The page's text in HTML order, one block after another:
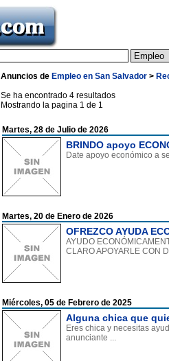
Anuncios de Empleo en San Salvador >
Se ha encontrado 4 resultados
Mostrando la pagina 1 de 1
Martes, 28 de Julio de 2026
BRINDO apoyo
Date apoyo económico a
Martes, 20 de Enero de 2026
OFREZCO AYUDA
AYUDO
CLARO APOYARLE CON
Miércoles, 05 de Febrero de 2025
Alguna chica que
Eres chica y necesitas
anunciante ...